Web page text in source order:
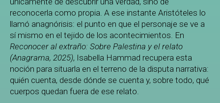
reconocerla como propia. A ese instante Aristóteles lo
llamó anagnórisis: el punto en que el personaje se ve a
sí mismo en el tejido de los acontecimientos. En
Reconocer al extraño: Sobre Palestina y el relato
(Anagrama, 2025), Isabella Hammad recupera esta
noción para situarla en el terreno de la disputa narrativa:
quién cuenta, desde dónde se cuenta y, sobre todo, qué
cuerpos quedan fuera de ese relato.